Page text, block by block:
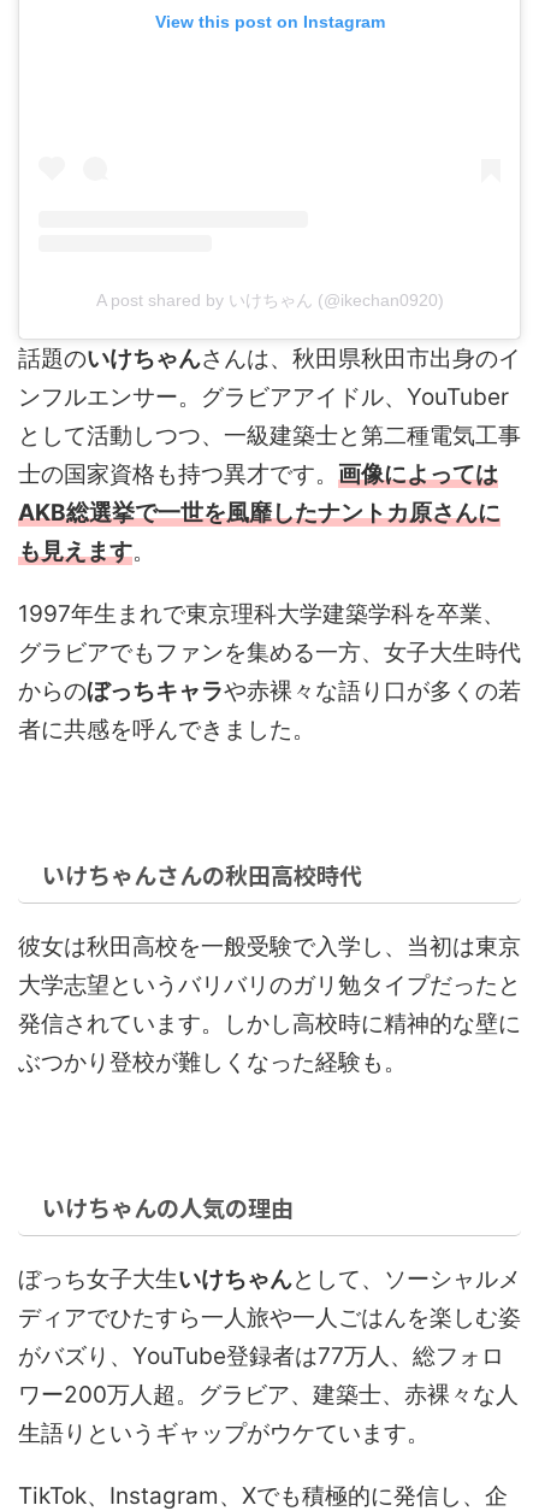
View this post on Instagram
A post shared by いけちゃん (@ikechan0920)
話題のいけちゃんさんは、秋田県秋田市出身のイ
ンフルエンサー。グラビアアイドル、YouTuber
として活動しつつ、一級建築士と第二種電気工事
士の国家資格も持つ異才です。 画像によっては
AKB総選挙で一世を風靡したナントカ原さんに
も見えます。
1997年生まれで東京理科大学建築学科を卒業、
グラビアでもファンを集める一方、女子大生時代
からのぼっちキャラや赤裸々な語り口が多くの若
者に共感を呼んできました。
いけちゃんさんの秋田高校時代
彼女は秋田高校を一般受験で入学し、当初は東京
大学志望というバリバリのガリ勉タイプだったと
発信されています。しかし高校時に精神的な壁に
ぶつかり登校が難しくなった経験も。
いけちゃんの人気の理由
ぼっち女子大生いけちゃんとして、ソーシャルメ
ディアでひたすら一人旅や一人ごはんを楽しむ姿
がバズり、YouTube登録者は77万人、総フォロ
ワー200万人超。グラビア、建築士、赤裸々な人
生語りというギャップがウケています。
TikTok、Instagram、Xでも積極的に発信し、企